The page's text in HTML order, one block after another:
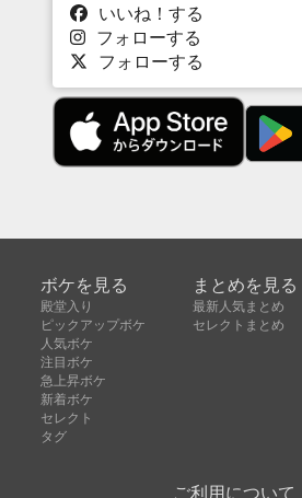
いいね！する
フォローする
フォローする
ボケを見る
殿堂入り
ピックアップボケ
人気ボケ
注目ボケ
急上昇ボケ
新着ボケ
セレクト
タグ
まとめを見る
最新人気まとめ
セレクトまとめ
ご利用について